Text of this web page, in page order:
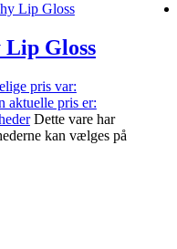
Lip Gloss
pris var:
aktuelle pris er:
Dette vare har
kan vælges på